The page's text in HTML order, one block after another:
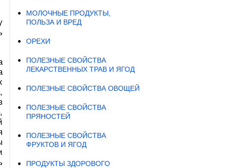
МОЛОЧНЫЕ ПРОДУКТЫ,
ПОЛЬЗА И ВРЕД
ОРЕХИ
ПОЛЕЗНЫЕ СВОЙСТВА
ЛЕКАРСТВЕННЫХ ТРАВ И ЯГОД
ПОЛЕЗНЫЕ СВОЙСТВА ОВОЩЕЙ
ПОЛЕЗНЫЕ СВОЙСТВА
ПРЯНОСТЕЙ
ПОЛЕЗНЫЕ СВОЙСТВА
ФРУКТОВ И ЯГОД
ПРОДУКТЫ ЗДОРОВОГО